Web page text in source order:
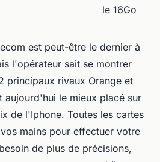
le 16Go
est peut-être le dernier à
l'opérateur sait se montrer
principaux rivaux Orange et
aujourd'hui le mieux placé sur
de l'Iphone. Toutes les cartes
mains pour effectuer votre
de plus de précisions,